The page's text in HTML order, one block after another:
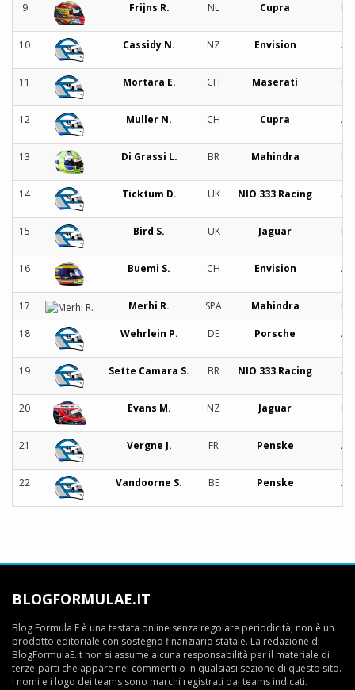
9 Frijns R. NL Cupra B
10 Cassidy N. NZ Envision A
11 Mortara E. CH Maserati B
12 Muller N. CH Cupra A
13 Di Grassi L. BR Mahindra B
14 Ticktum D. UK NIO 333 Racing A
15 Bird S. UK Jaguar B
16 Buemi S. CH Envision A
17 Merhi R. SPA Mahindra B
18 Wehrlein P. DE Porsche A
19 Sette Camara S. BR NIO 333 Racing A
20 Evans M. NZ Jaguar B
21 Vergne J. FR Penske A
22 Vandoorne S. BE Penske A
BLOGFORMULAE.IT
Blog Formula E è una testata online senza regolare periodicità, non è un
prodotto editoriale con sostegno finanziario statale. La redazione di
BlogFormulaE.it non si assume alcuna responsabilità per il materiale di
terze-parti che appare nei commenti o in qualsiasi sezione di questo sito.
I nomi e i logo dei teams sono marchi registrati dai teams indicati.